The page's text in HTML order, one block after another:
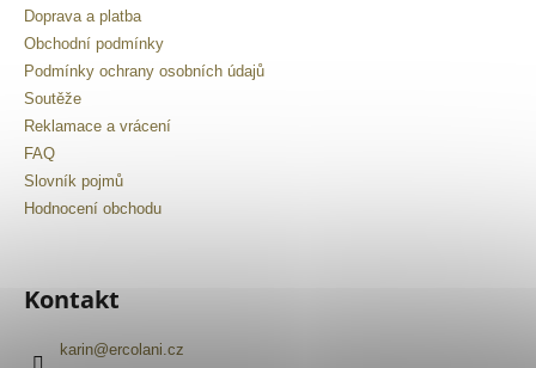
Doprava a platba
Obchodní podmínky
Podmínky ochrany osobních údajů
Soutěže
Reklamace a vrácení
FAQ
Slovník pojmů
Hodnocení obchodu
Kontakt
karin@ercolani.cz